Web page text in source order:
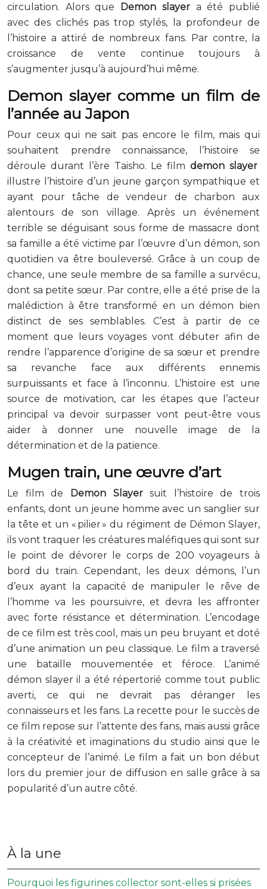
circulation. Alors que Demon slayera été publié
avec des clichés pas trop stylés, la profondeur de
l’histoire a attiré de nombreux fans. Par contre, la
croissance de vente continue toujours à
s’augmenter jusqu’à aujourd’hui même.
Demon slayer comme un film de
l’année au Japon
Pour ceux qui ne sait pas encore le film, mais qui
souhaitent prendre connaissance, l’histoire se
déroule durant l’ère Taisho. Le filmdemon slayer
illustre l’histoire d’un jeune garçon sympathique et
ayant pour tâche de vendeur de charbon aux
alentours de son village. Après un événement
terrible se déguisant sous forme de massacre dont
sa famille a été victime par l’œuvre d’un démon, son
quotidien va être bouleversé. Grâce à un coup de
chance, une seule membre de sa famille a survécu,
dont sa petite sœur. Par contre, elle a été prise de la
malédiction à être transformé en un démon bien
distinct de ses semblables. C’est à partir de ce
moment que leurs voyages vont débuter afin de
rendre l’apparence d’origine de sa sœur et prendre
sa revanche face aux différents ennemis
surpuissants et face à l’inconnu. L’histoire est une
source de motivation, car les étapes que l’acteur
principal va devoir surpasser vont peut-être vous
aider à donner une nouvelle image de la
détermination et de la patience.
Mugen train, une œuvre d’art
Le film de Demon Slayersuit l’histoire de trois
enfants, dont un jeune homme avec un sanglier sur
la tête et un « pilier » du régiment de Démon Slayer,
ils vont traquer les créatures maléfiques qui sont sur
le point de dévorer le corps de 200 voyageurs à
bord du train. Cependant, les deux démons, l’un
d’eux ayant la capacité de manipuler le rêve de
l’homme va les poursuivre, et devra les affronter
avec forte résistance et détermination. L’encodage
de ce film est très cool, mais un peu bruyant et doté
d’une animation un peu classique. Le film a traversé
une bataille mouvementée et féroce. L’animé
démon slayer il a été répertorié comme tout public
averti, ce qui ne devrait pas déranger les
connaisseurs et les fans. La recette pour le succès de
ce film repose sur l’attente des fans, mais aussi grâce
à la créativité et imaginations du studio ainsi que le
concepteur de l’animé. Le film a fait un bon début
lors du premier jour de diffusion en salle grâce à sa
popularité d’un autre côté.
À la une
Pourquoi les figurines collector sont-elles si prisées